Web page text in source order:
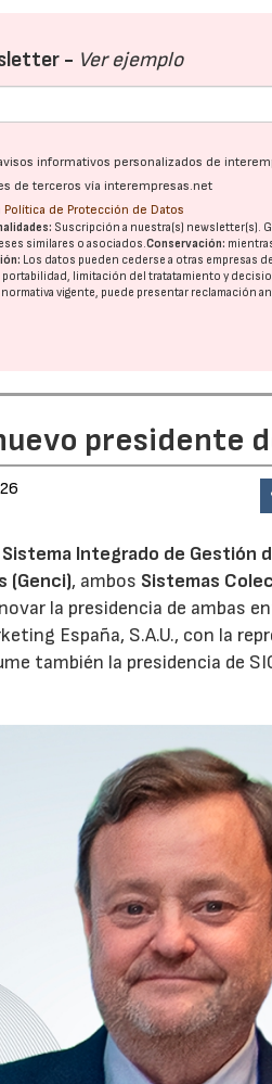
- Ver ejemplo
informativos personalizados de
de terceros vía interempresas.net
Política de Protección de Datos
Suscripción a nuestra(s) newsletter(s).
similares o asociados.Conservación:
Los datos pueden cederse a otras empresas
limitación del tratatamiento y
vigente, puede presentar reclamación
presidente
Sistema Integrado de Gestión
(Genci), ambos Sistemas
la presidencia de ambas
España, S.A.U., con la
también la presidencia de